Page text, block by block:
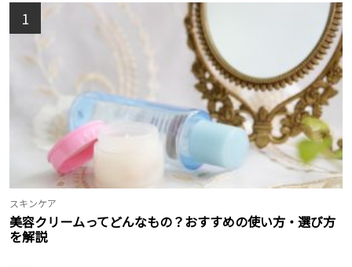
1
スキンケア
美容クリームってどんなもの？おすすめの使い方・選び方
を解説